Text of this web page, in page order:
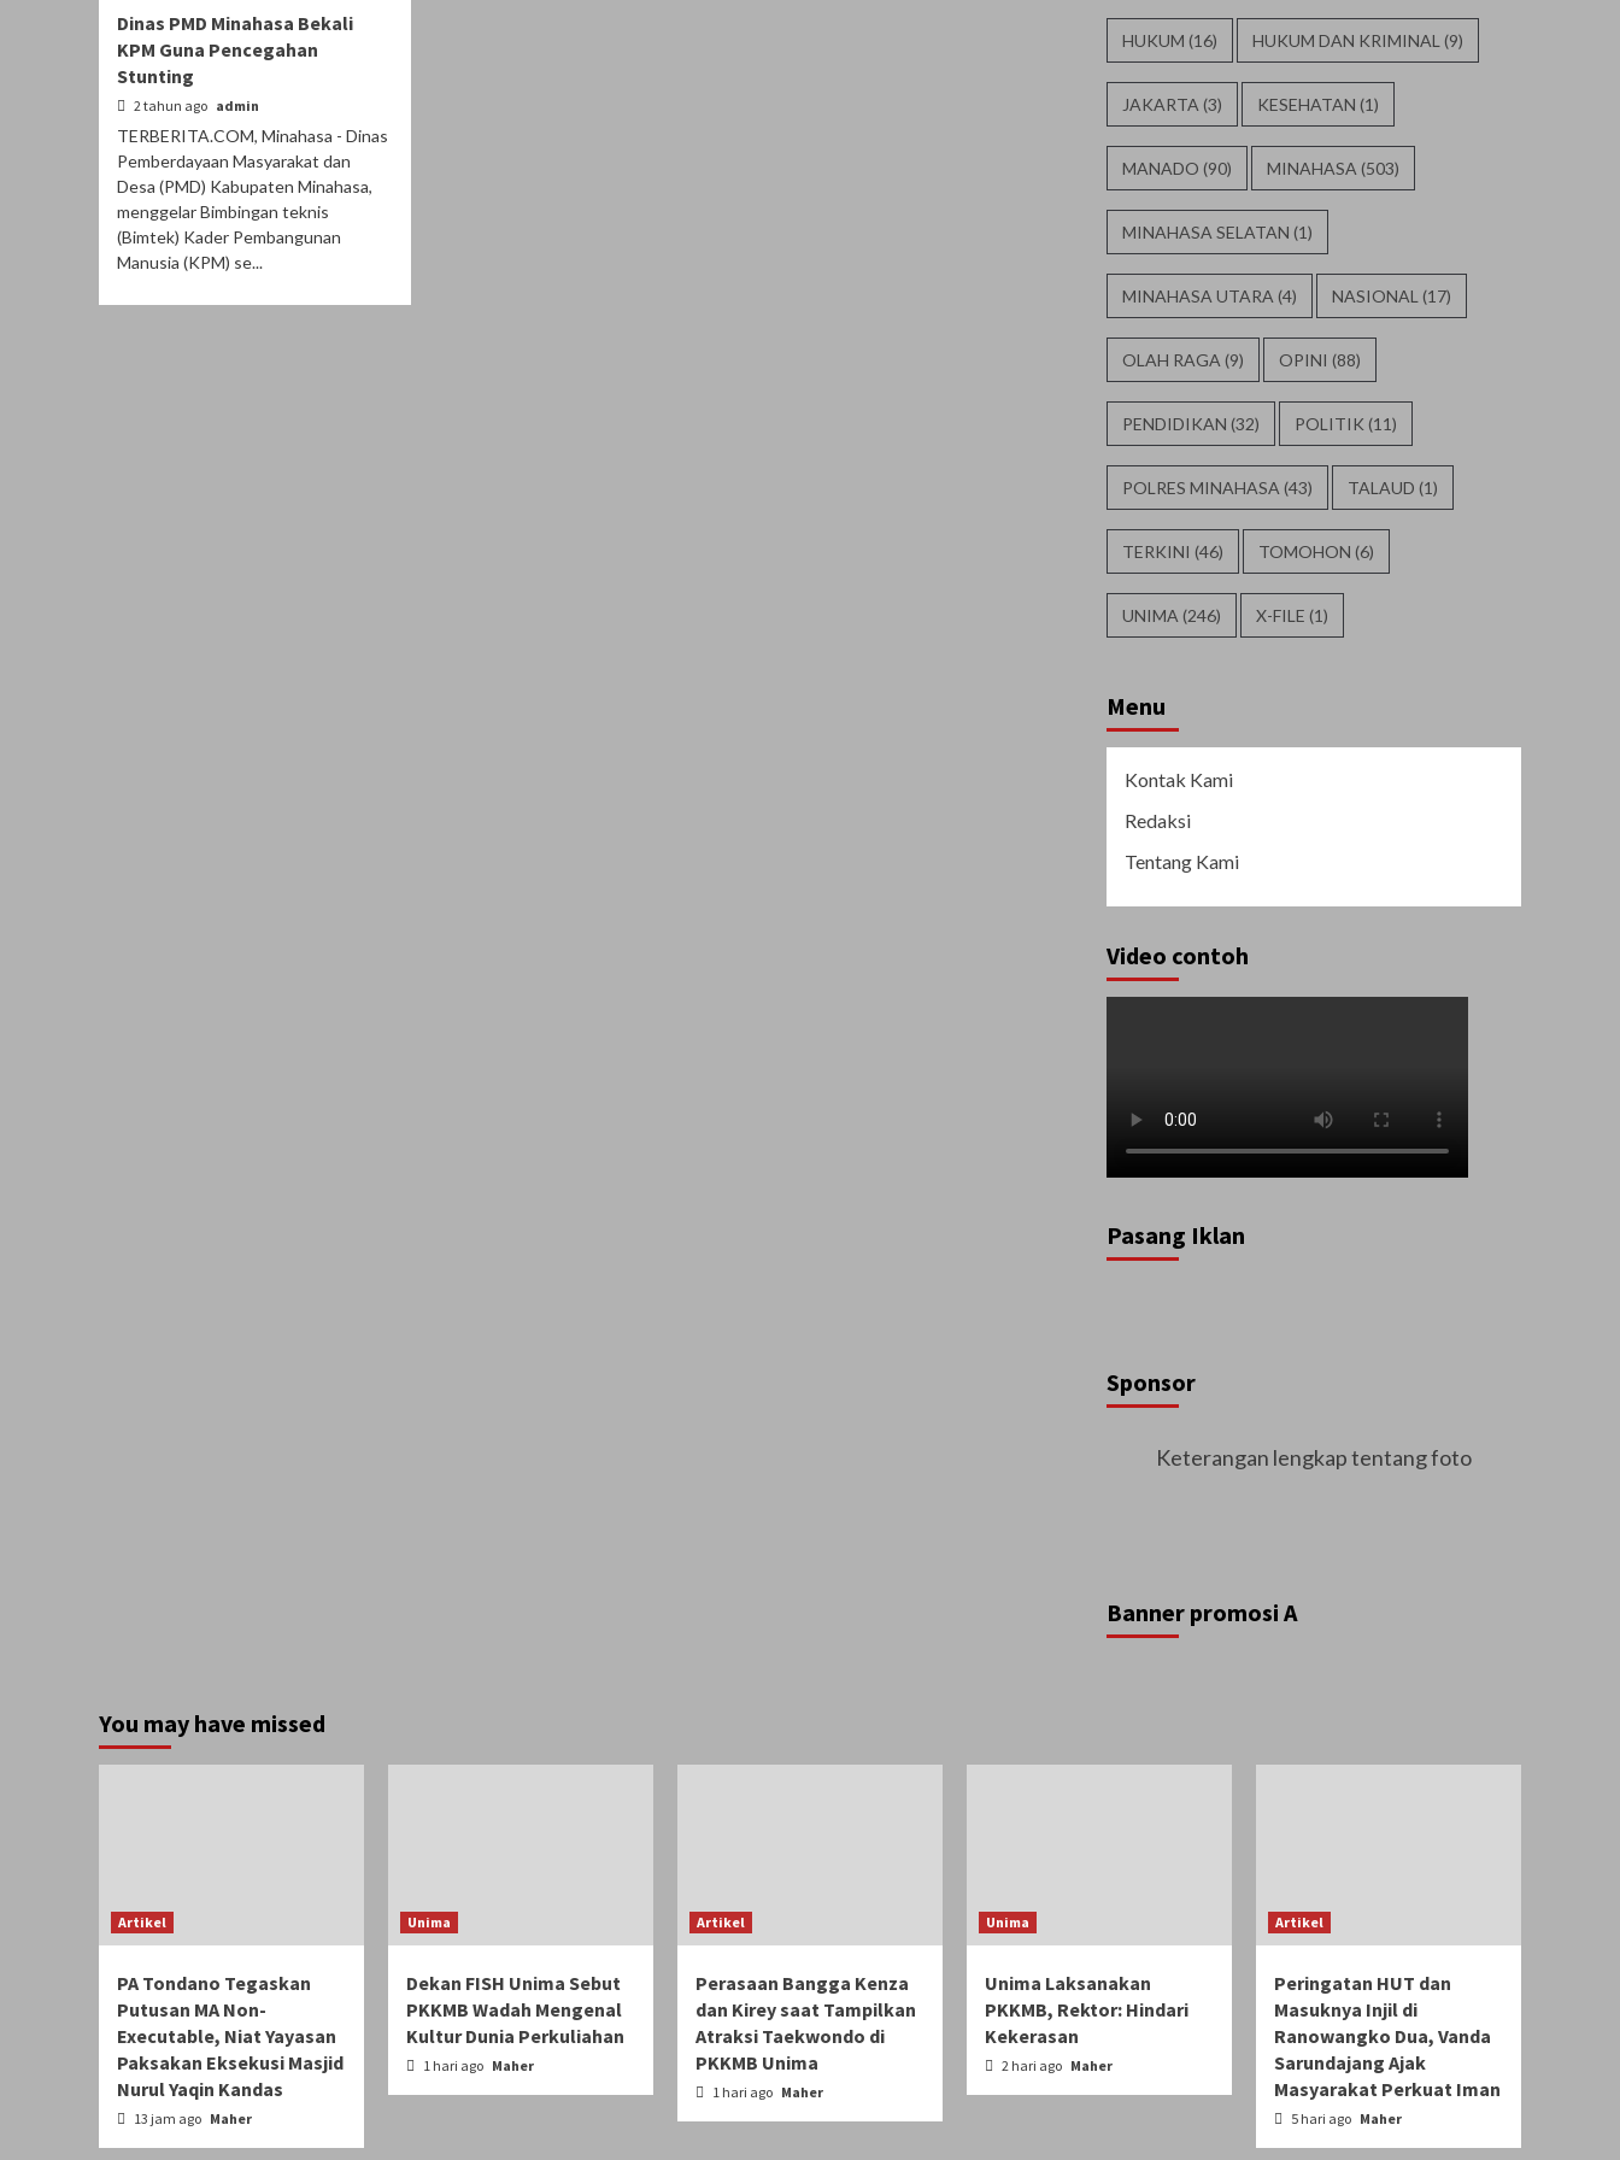
Dinas PMD Minahasa Bekali
KPM Guna Pencegahan
Stunting
2 tahun ago admin
TERBERITA.COM, Minahasa - Dinas
Pemberdayaan Masyarakat dan
Desa (PMD) Kabupaten Minahasa,
menggelar Bimbingan teknis
(Bimtek) Kader Pembangunan
Manusia (KPM) se...
HUKUM (16) HUKUM DAN KRIMINAL (9)
JAKARTA (3) KESEHATAN (1)
MANADO (90) MINAHASA (503)
MINAHASA SELATAN (1)
MINAHASA UTARA (4) NASIONAL (17)
OLAH RAGA (9) OPINI (88)
PENDIDIKAN (32) POLITIK (11)
POLRES MINAHASA (43) TALAUD (1)
TERKINI (46) TOMOHON (6)
UNIMA (246) X-FILE (1)
Menu
Kontak Kami
Redaksi
Tentang Kami
Video contoh
Pasang Iklan
Sponsor
Keterangan lengkap tentang foto
Banner promosi A
You may have missed
Artikel
PA Tondano Tegaskan
Putusan MA Non-
Executable, Niat Yayasan
Paksakan Eksekusi Masjid
Nurul Yaqin Kandas
13 jam ago Maher
Unima
Dekan FISH Unima Sebut
PKKMB Wadah Mengenal
Kultur Dunia Perkuliahan
1 hari ago Maher
Artikel
Perasaan Bangga Kenza
dan Kirey saat Tampilkan
Atraksi Taekwondo di
PKKMB Unima
1 hari ago Maher
Unima
Unima Laksanakan
PKKMB, Rektor: Hindari
Kekerasan
2 hari ago Maher
Artikel
Peringatan HUT dan
Masuknya Injil di
Ranowangko Dua, Vanda
Sarundajang Ajak
Masyarakat Perkuat Iman
5 hari ago Maher